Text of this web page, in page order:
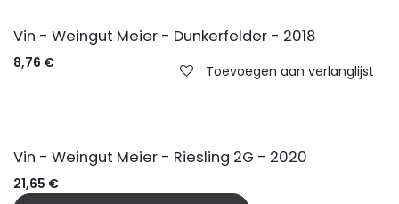
Vin - Weingut Meier - Dunkerfelder - 2018
8,76 € Toevoegen aan verlanglijst
BIO
Vin - Weingut Meier - Riesling 2G - 2020
21,65 €